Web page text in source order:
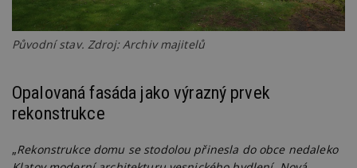
Původní stav. Zdroj: Archiv majitelů
Opalovaná fasáda jako výrazný prvek
rekonstrukce
„Rekonstrukce domu se stodolou přinesla do obce nedaleko